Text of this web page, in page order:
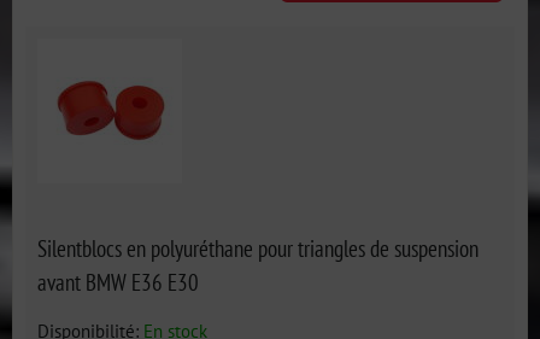
Silentblocs en polyuréthane pour triangles de suspension
avant BMW E36 E30
Disponibilité: En stock